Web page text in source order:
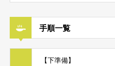
手順一覧
【下準備】